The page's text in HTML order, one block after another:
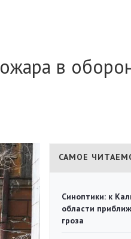
в
САМОЕ
Синоптики: к
области
гроза